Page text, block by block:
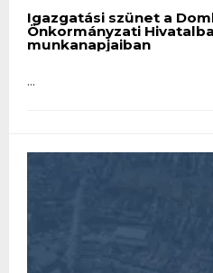
Igazgatási szünet a
Önkormányzati
munkanapjaiban
...